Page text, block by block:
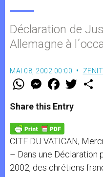
Déclaration de
Allemagne à
MAI 08, 2002 00:00
W
t
s
p
p
M
e
s
e
g
e
r
F
a
e
b
o
k
w
Share this Entry
CITE DU VATICAN,
– Dans une Déclaration
2002, des chrétiens